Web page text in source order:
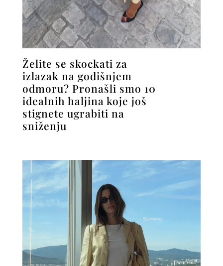
Želite se skockati za
izlazak na godišnjem
odmoru? Pronašli smo 10
idealnih haljina koje još
stignete ugrabiti na
sniženju